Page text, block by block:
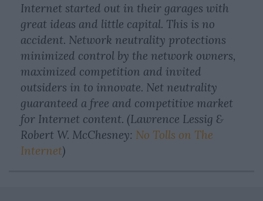
Internet started out in their garages with
great ideas and little capital. This is no
accident. Network neutrality protections
minimized control by the network owners,
maximized competition and invited
outsiders in to innovate. Net neutrality
guaranteed a free and competitive market
for Internet content. (Lawrence Lessig &
Robert W. McChesney: No Tolls on The
Internet)